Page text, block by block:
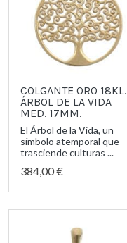
COLGANTE ORO 18KL.
ÁRBOL DE LA VIDA
MED. 17MM.
El Árbol de la Vida, un
símbolo atemporal que
trasciende culturas ...
384,00 €